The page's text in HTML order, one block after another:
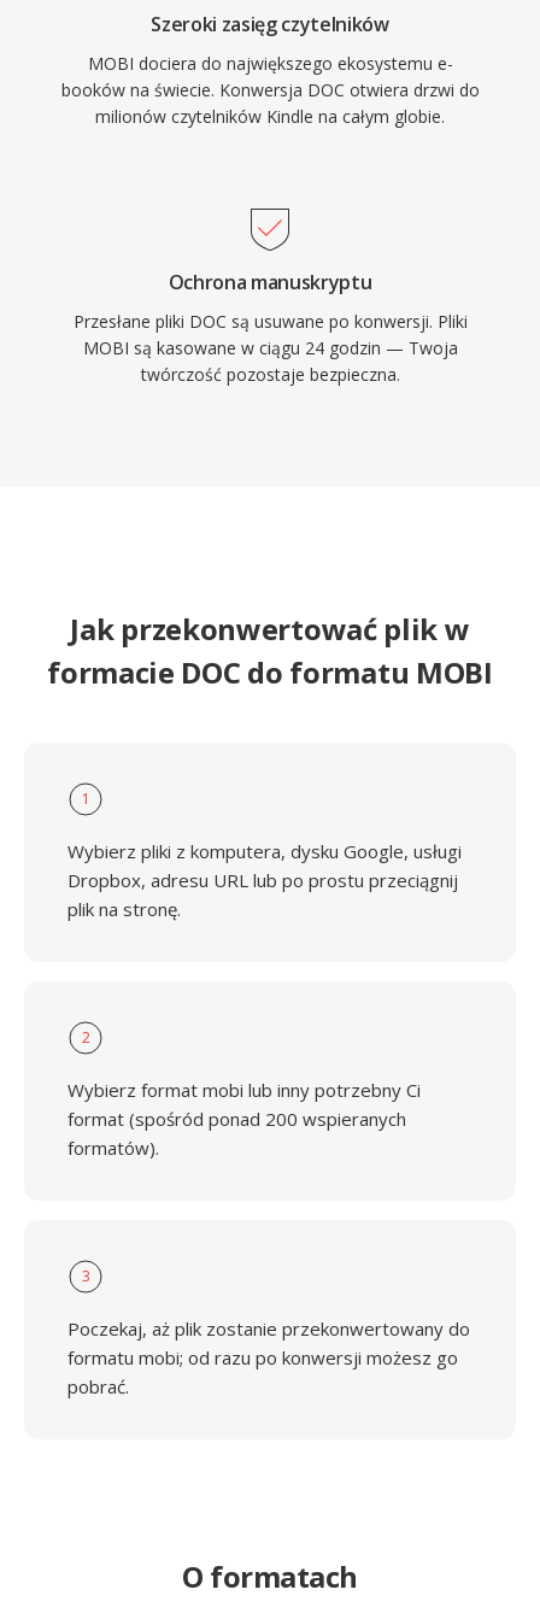
Szeroki zasięg czytelników
MOBI dociera do największego ekosystemu e-
booków na świecie. Konwersja DOC otwiera drzwi do
milionów czytelników Kindle na całym globie.
Ochrona manuskryptu
Przesłane pliki DOC są usuwane po konwersji. Pliki
MOBI są kasowane w ciągu 24 godzin — Twoja
twórczość pozostaje bezpieczna.
Jak przekonwertować plik w
formacie DOC do formatu MOBI
1
Wybierz pliki z komputera, dysku Google, usługi
Dropbox, adresu URL lub po prostu przeciągnij
plik na stronę.
2
Wybierz format mobi lub inny potrzebny Ci
format (spośród ponad 200 wspieranych
formatów).
3
Poczekaj, aż plik zostanie przekonwertowany do
formatu mobi; od razu po konwersji możesz go
pobrać.
O formatach